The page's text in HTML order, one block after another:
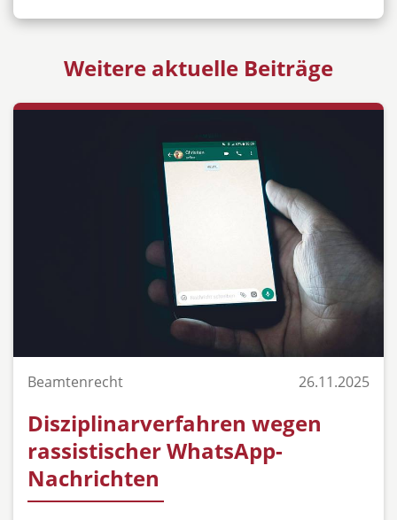
Weitere aktuelle Beiträge
Beamtenrecht 26.11.2025
Disziplinarverfahren wegen
rassistischer WhatsApp-
Nachrichten